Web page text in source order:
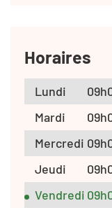
Horaires
Lundi
Mardi
Mercredi
Jeudi
Vendredi